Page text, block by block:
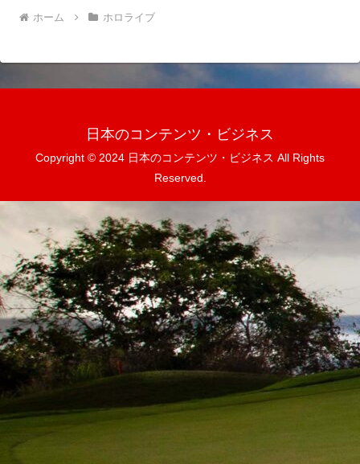
ホーム ホロライブ
日本のコンテンツ・ビジネス
Copyright © 2024 日本のコンテンツ・ビジネス All Rights
Reserved.